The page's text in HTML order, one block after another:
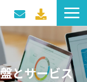
とサービス